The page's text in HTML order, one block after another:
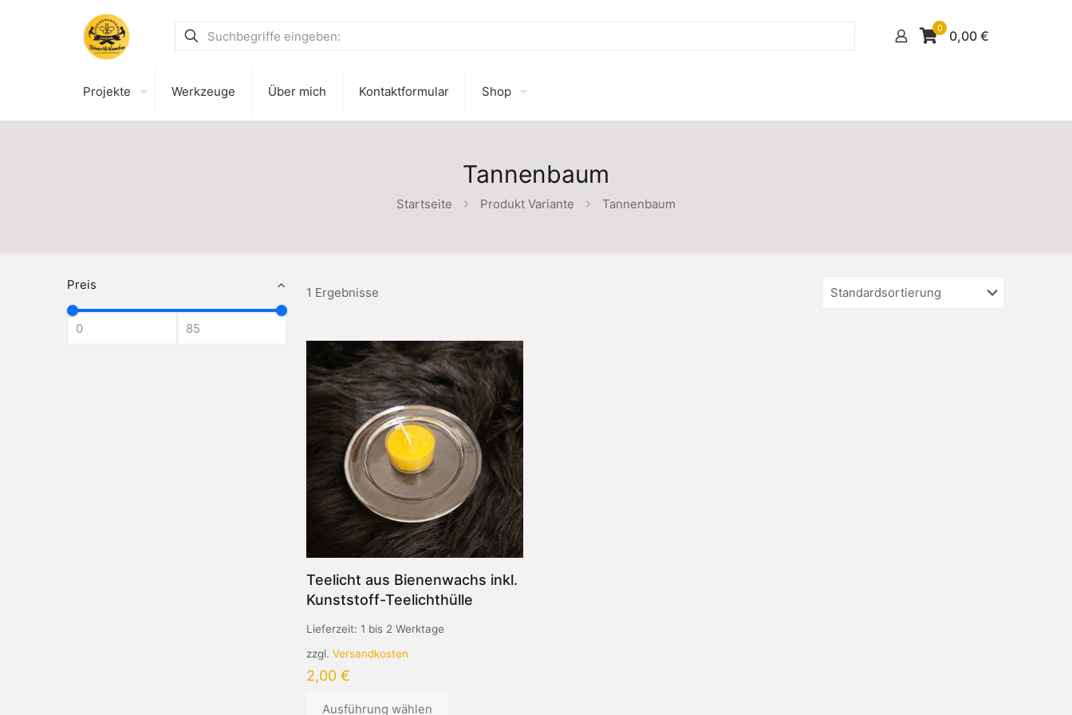
0 0,00 €
Projekte Werkzeuge Über mich Kontaktformular Shop
Tannenbaum
Startseite Produkt Variante Tannenbaum
Preis 1 Ergebnisse
Teelicht aus Bienenwachs inkl.
Kunststoff-Teelichthülle
Lieferzeit: 1 bis 2 Werktage
zzgl. Versandkosten
2,00 €
Ausführung wählen